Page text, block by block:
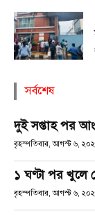
সর্বশেষ
দুই সপ্তাহ পর
বৃহস্পতিবার, আগস্ট ৬,
১ ঘণ্টা পর খুলে
বৃহস্পতিবার, আগস্ট ৬,